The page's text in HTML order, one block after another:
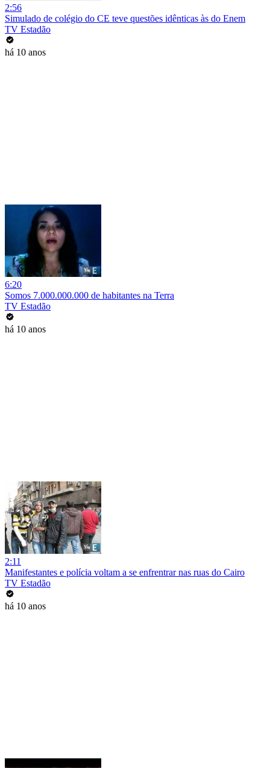
2:56
Simulado de colégio do CE teve questões idênticas às do Enem
TV Estadão
há 10 anos
6:20
Somos 7.000.000.000 de habitantes na Terra
TV Estadão
há 10 anos
2:11
Manifestantes e polícia voltam a se enfrentrar nas ruas do Cairo
TV Estadão
há 10 anos